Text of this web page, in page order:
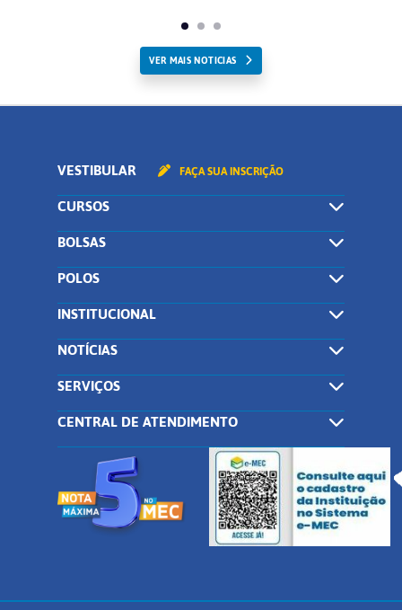
VER MAIS NOTICIAS
VESTIBULAR FAÇA SUA INSCRIÇÃO
CURSOS
BOLSAS
POLOS
INSTITUCIONAL
NOTÍCIAS
SERVIÇOS
CENTRAL DE ATENDIMENTO